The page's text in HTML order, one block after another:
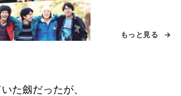
た劔だったが、
もっと見る